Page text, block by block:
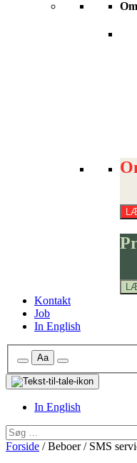
Om
og
Kontakt
Job
In English
Kontrol
skriftstørrelse
Formindsk
skriftstørrelse
Aa
Nulstil
skriftstørrelse
Forøg
skriftstørrelsen
In English
Søg
efter:
Forside /Beboer/ SMS